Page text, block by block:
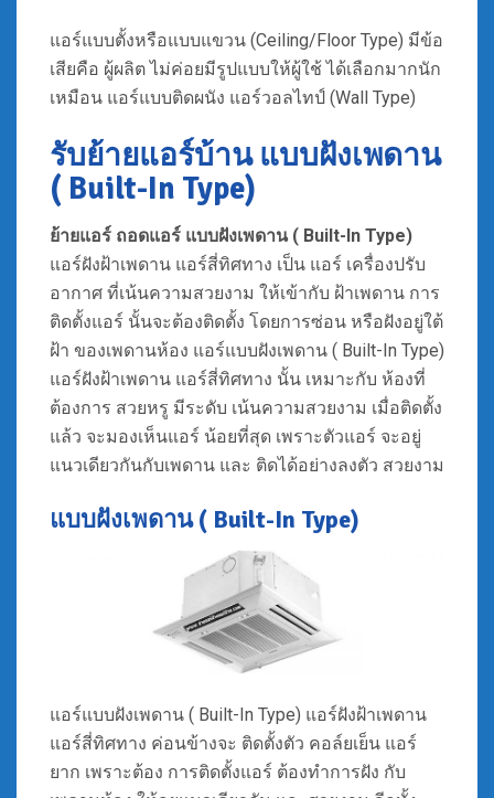
แอร์แบบตั้งหรือแบบแขวน (Ceiling/Floor Type) มีข้อ
เสียคือ ผู้ผลิต ไม่ค่อยมีรูปแบบให้ผู้ใช้ ได้เลือกมากนัก
เหมือน แอร์แบบติดผนัง แอร์วอลไทป์ (Wall Type)
รับย้ายแอร์บ้าน แบบฝังเพดาน
( Built-In Type)
ย้ายแอร์ ถอดแอร์ แบบฝังเพดาน ( Built-In Type)
แอร์ฝังฝ้าเพดาน แอร์สี่ทิศทาง เป็น แอร์ เครื่องปรับ
อากาศ ที่เน้นความสวยงาม ให้เข้ากับ ฝ้าเพดาน การ
ติดตั้งแอร์ นั้นจะต้องติดตั้ง โดยการซ่อน หรือฝังอยู่ใต้
ฝ้า ของเพดานห้อง แอร์แบบฝังเพดาน ( Built-In Type)
แอร์ฝังฝ้าเพดาน แอร์สี่ทิศทาง นั้น เหมาะกับ ห้องที่
ต้องการ สวยหรู มีระดับ เน้นความสวยงาม เมื่อติดตั้ง
แล้ว จะมองเห็นแอร์ น้อยที่สุด เพราะตัวแอร์ จะอยู่
แนวเดียวกันกับเพดาน และ ติดได้อย่างลงตัว สวยงาม
แบบฝังเพดาน ( Built-In Type)
แอร์แบบฝังเพดาน ( Built-In Type) แอร์ฝังฝ้าเพดาน
แอร์สี่ทิศทาง ค่อนข้างจะ ติดตั้งตัว คอล์ยเย็น แอร์
ยาก เพราะต้อง การติดตั้งแอร์ ต้องทำการฝัง กับ